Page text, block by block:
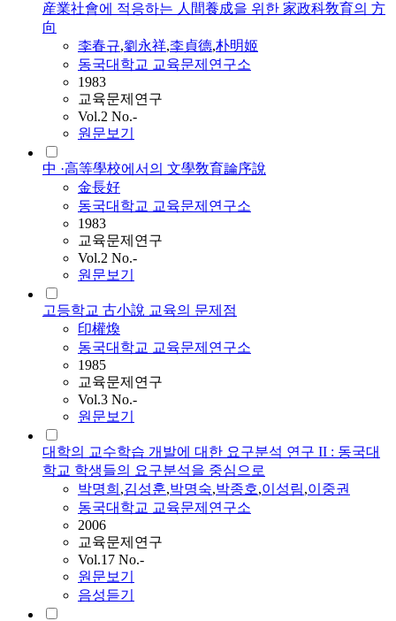
産業社會에 적응하는 人間養成을 위한 家政科敎育의 方
向
李春규,劉永祥,李貞德,朴明姬
동국대학교 교육문제연구소
1983
교육문제연구
Vol.2 No.-
원문보기
中 ·高等學校에서의 文學敎育論序說
金長好
동국대학교 교육문제연구소
1983
교육문제연구
Vol.2 No.-
원문보기
고등학교 古小說 교육의 문제점
印權煥
동국대학교 교육문제연구소
1985
교육문제연구
Vol.3 No.-
원문보기
대학의 교수학습 개발에 대한 요구분석 연구 II : 동국대
학교 학생들의 요구분석을 중심으로
박명희 ,김성훈,박명숙,박종호,이성림,이중권
동국대학교 교육문제연구소
2006
교육문제연구
Vol.17 No.-
원문보기
음성듣기